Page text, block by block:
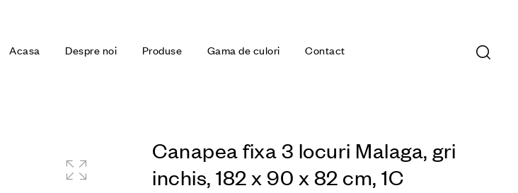
Acasa Despre noi Produse Gama de culori Contact
Canapea fixa 3 locuri Malaga, gri
inchis, 182 x 90 x 82 cm, 1C